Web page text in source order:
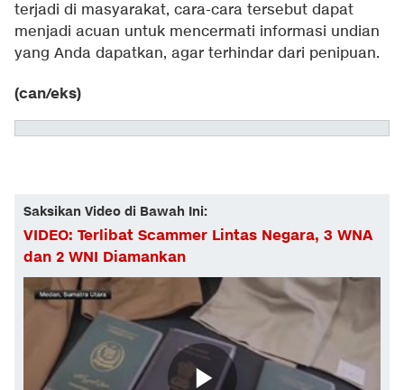
terjadi di masyarakat, cara-cara tersebut dapat
menjadi acuan untuk mencermati informasi undian
yang Anda dapatkan, agar terhindar dari penipuan.
(can/eks)
Saksikan Video di Bawah Ini:
VIDEO: Terlibat Scammer Lintas Negara, 3 WNA
dan 2 WNI Diamankan